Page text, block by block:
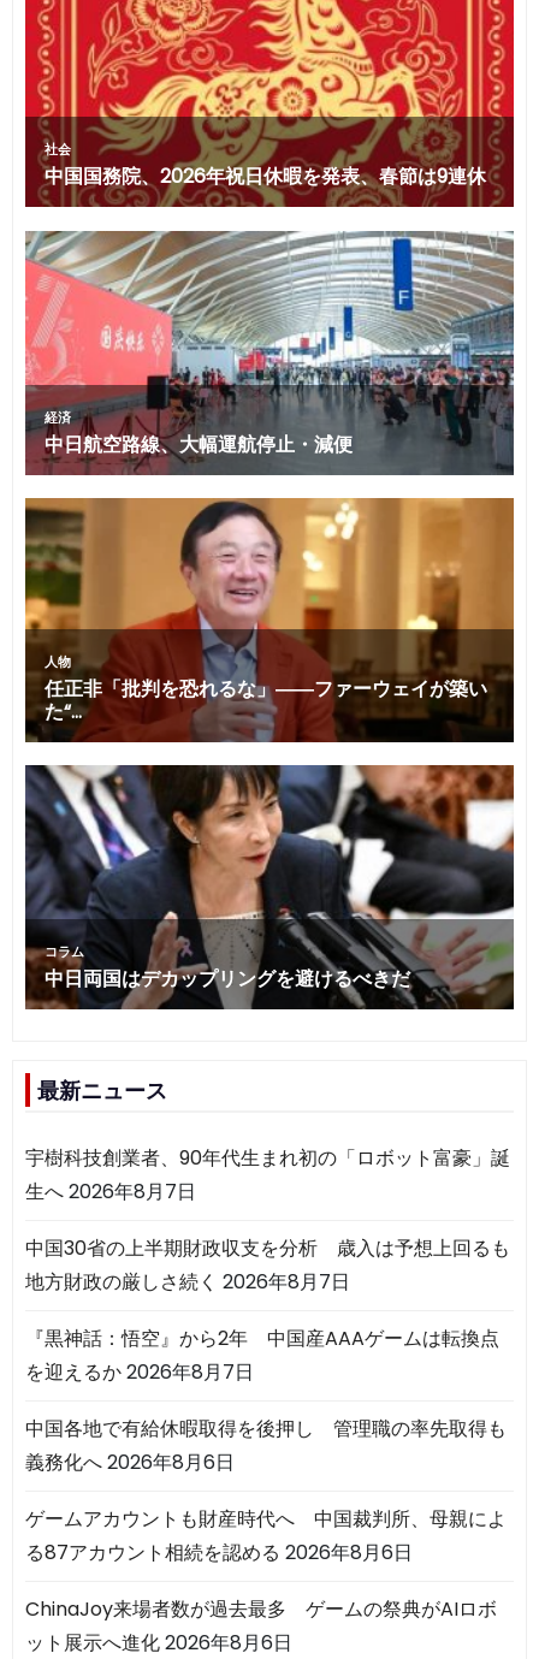
最新ニュース
宇樹科技創業者、90年代生まれ初の「ロボット富豪」誕
生へ2026年8月7日
中国30省の上半期財政収支を分析 歳入は予想上回るも
地方財政の厳しさ続く 2026年8月7日
『黒神話：悟空』から2年 中国産AAAゲームは転換点
を迎えるか2026年8月7日
中国各地で有給休暇取得を後押し 管理職の率先取得も
義務化へ2026年8月6日
ゲームアカウントも財産時代へ 中国裁判所、母親によ
る87アカウント相続を認める 2026年8月6日
ChinaJoy来場者数が過去最多 ゲームの祭典がAIロボ
ット展示へ進化2026年8月6日